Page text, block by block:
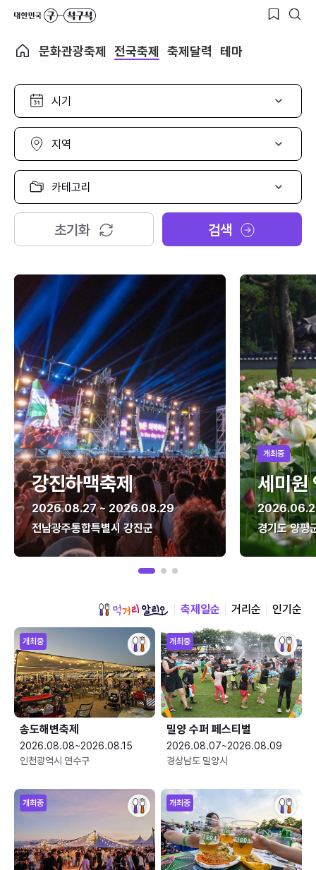
문화관광축제 전국축제 축제달력 테마
시
선
택
지
선
택
카
고
리
택
초기화 검색
강진하맥축제
2026.08.27 ~ 2026.08.29
전남광주통합특별시 강진군
개최중
세미원
경기도 양평
축제일순 거리순 인기순
개최중
송도해변축제
2026.08.08~2026.08.15
인천광역시 연수구
개최중
밀양 수퍼 페스티벌
2026.08.07~2026.08.09
경상남도 밀양시
개최중 개최중